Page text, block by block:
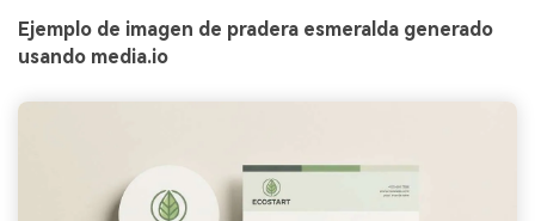
Ejemplo de imagen de pradera esmeralda generado
usando media.io